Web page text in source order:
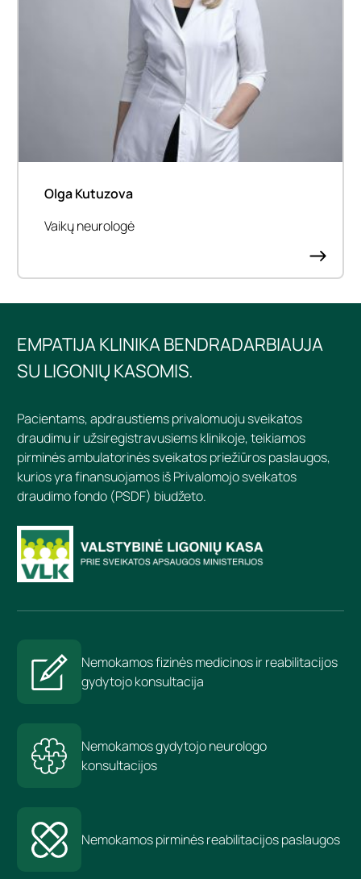
Olga Kutuzova
Vaikų neurologė
EMPATIJA KLINIKA BENDRADARBIAUJA
SU LIGONIŲ KASOMIS.
Pacientams, apdraustiems privalomuoju sveikatos
draudimu ir užsiregistravusiems klinikoje, teikiamos
pirminės ambulatorinės sveikatos priežiūros paslaugos,
kurios yra finansuojamos iš Privalomojo sveikatos
draudimo fondo (PSDF) biudžeto.
Nemokamos fizinės medicinos ir reabilitacijos
gydytojo konsultacija
Nemokamos gydytojo neurologo
konsultacijos
Nemokamos pirminės reabilitacijos paslaugos